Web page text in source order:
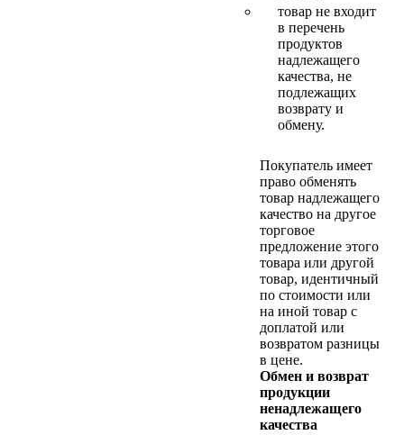
товар не входит
в перечень
продуктов
надлежащего
качества, не
подлежащих
возврату и
обмену.
Покупатель имеет
право обменять
товар надлежащего
качество на другое
торговое
предложение этого
товара или другой
товар, идентичный
по стоимости или
на иной товар с
доплатой или
возвратом разницы
в цене.
Обмен и возврат
продукции
ненадлежащего
качества